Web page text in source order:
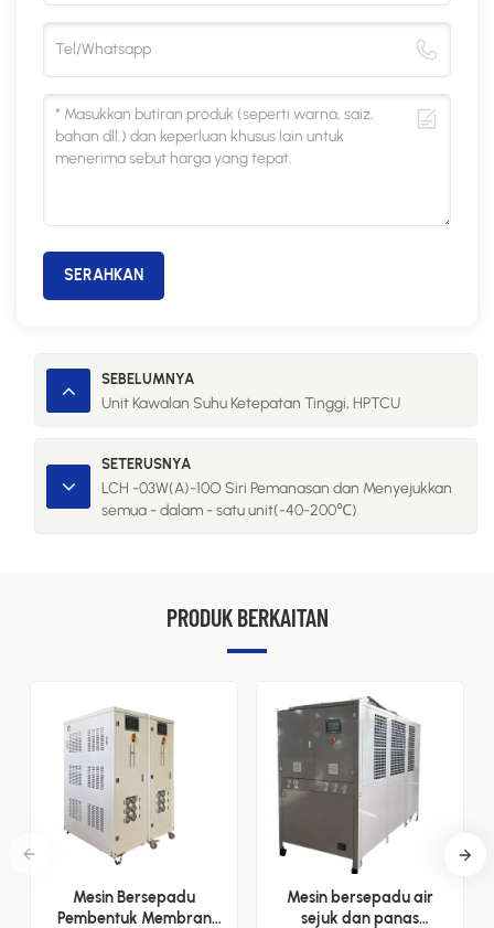
SERAHKAN
SEBELUMNYA
Unit Kawalan Suhu Ketepatan Tinggi, HPTCU
SETERUSNYA
LCH -03W(A)-10O Siri Pemanasan dan Menyejukkan
semua - dalam - satu unit(-40-200℃)
PRODUK BERKAITAN
Mesin Bersepadu
Pembentuk Membran
Mesin bersepadu air
sejuk dan panas